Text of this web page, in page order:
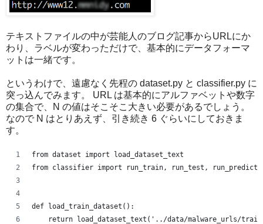
テキストファイルの中が芸能人のブログ記事からURLにか
わり、ラベルが変わっただけで、基本的にデータフォーマ
ットは一緒です。
というわけで、遠慮なく先程の dataset.py と classifier.py に
突っ込んでみます。 URL は基本的にアルファベットや数字
の集合で、N の値はそこそこ大きい必要があるでしょう。
なので N はとりあえず、引き続き 6 ぐらいにしておきま
す。
from dataset import load_dataset_text
from classifier import run_train, run_test, run_predict
def load_train_dataset():
return load_dataset_text('../data/malware_urls/